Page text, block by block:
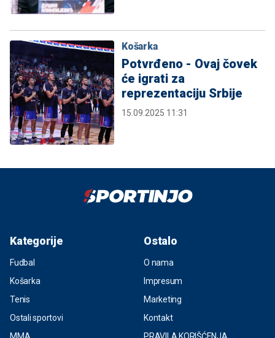
Košarka
Potvrđeno - Ovaj čovek
će igrati za
reprezentaciju Srbije
15.09.2025 11:31
Kategorije
Fudbal
Košarka
Tenis
Ostali sportovi
Ostalo
O nama
Impresum
Marketing
Kontakt